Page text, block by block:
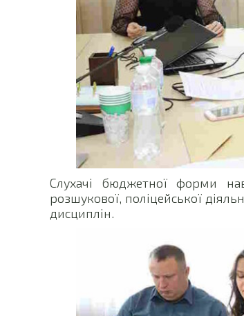
Слухачі бюджетної форми
розшукової, поліцейської
дисциплін.